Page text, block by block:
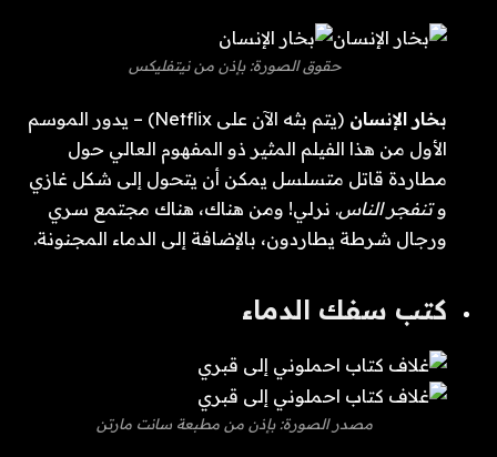
حقوق الصورة: بإذن من نيتفليكس
بخار الإنسان
(يتم بثه الآن على Netflix) – يدور الموسم
الأول من هذا الفيلم المثير ذو المفهوم العالي حول
مطاردة قاتل متسلسل يمكن أن يتحول إلى شكل غازي
وتنفجر الناس. نرلي! ومن هناك، هناك مجتمع سري
ورجال شرطة يطاردون، بالإضافة إلى الدماء المجنونة.
كتب سفك الدماء
مصدر الصورة: بإذن من مطبعة سانت مارتن